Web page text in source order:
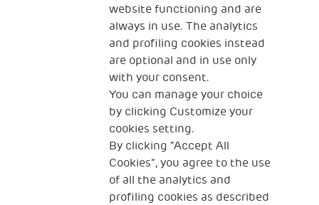
2, Piazza Duca degli Abruzzi 34132
Trieste Italy
Fiscal code (Italy) 90017740326
VAT code 01372940328
Privacy & GDPR Cookies’ policy
website functioning and are
always in use. The analytics
and profiling cookies instead
are optional and in use only
with your consent.
You can manage your choice
by clicking Customize your
cookies setting.
By clicking “Accept All
Cookies”, you agree to the use
of all the analytics and
profiling cookies as described